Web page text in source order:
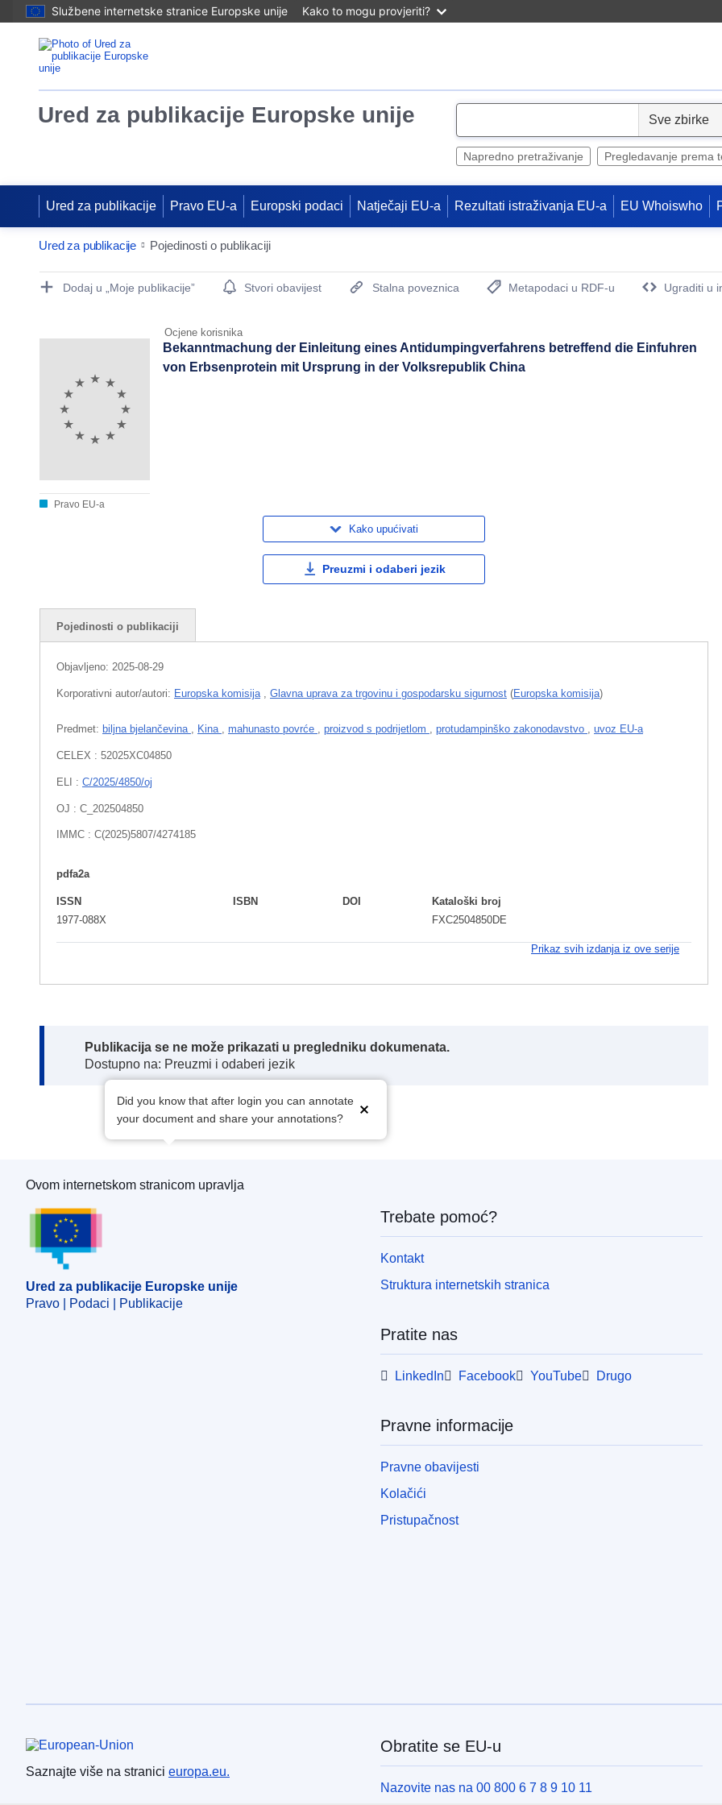
Službene internetske stranice Europske unije Kako to mogu provjeriti?
Ured za publikacije Europske unije
e
Napredno pretraživanje Pregledavanje prema
Ured za publikacije Pravo EU-a Europski podaci Natječaji EU-a Rezultati istraživanja EU-a EU Whoiswho
Ured za publikacije Pojedinosti o publikaciji
Publication Detail Actions Portlet
Dodaj u „Moje publikacije” Stvori obavijest Stalna poveznica
Metapodaci u RDF-u
Ugraditi u
Ocjene korisnika
Pravo EU-a
Bekanntmachung der Einleitung eines Antidumpingverfahrens betreffend die Einfuhren
von Erbsenprotein mit Ursprung in der Volksrepublik China
Kako upućivati
Preuzmi i odaberi jezik
Pojedinosti o publikaciji
Objavljeno: 2025-08-29
Korporativni autor/autori: Europska komisija Glavna uprava za trgovinu i gospodarsku sigurnost (Europska komisija)
Predmet: biljna bjelančevina Kina mahunasto povrće proizvod s podrijetlom protudampinško zakonodavstvo uvoz EU-a
CELEX : 52025XC04850
ELI : C/2025/4850/oj
OJ : C_202504850
IMMC : C(2025)5807/4274185
pdfa2a
ISSN
1977-088X
ISBN DOI
Kataloški broj
FXC2504850DE
Prikaz svih izdanja iz ove serije
Note:
Publikacija se ne može prikazati u pregledniku dokumenata.
Dostupno na: Preuzmi i odaberi jezik
Did you know that after login you can annotate
your document and share your annotations?
Ured za publikacije Europske unije
Ovom internetskom stranicom upravlja
Ured za publikacije Europske unije
Pravo | Podaci | Publikacije
Trebate pomoć?
Kontakt
Struktura internetskih stranica
Pratite nas
LinkedIn Facebook YouTube Drugo
Pravne informacije
Pravne obavijesti
Kolačići
Pristupačnost
Europska unija
Saznajte više na stranici europa.eu.
Obratite se EU-u
Nazovite nas na 00 800 6 7 8 9 10 11